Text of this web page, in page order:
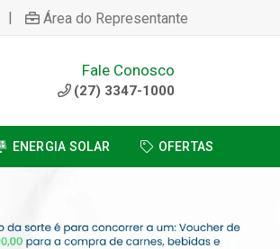
| Área do Representante
Fale Conosco
(27) 3347-1000
ENERGIA SOLAR OFERTAS